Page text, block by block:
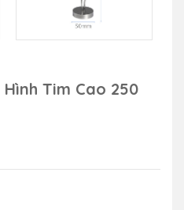
Tim Cao 250